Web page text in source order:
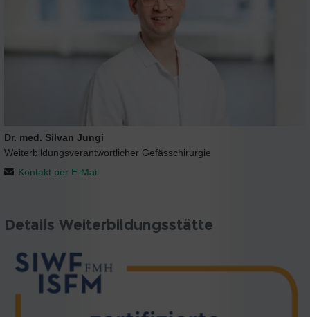
Dr. med. Silvan Jungi
Weiterbildungsverantwortlicher Gefässchirurgie
Kontakt per E-Mail
Details Weiterbildungsstätte